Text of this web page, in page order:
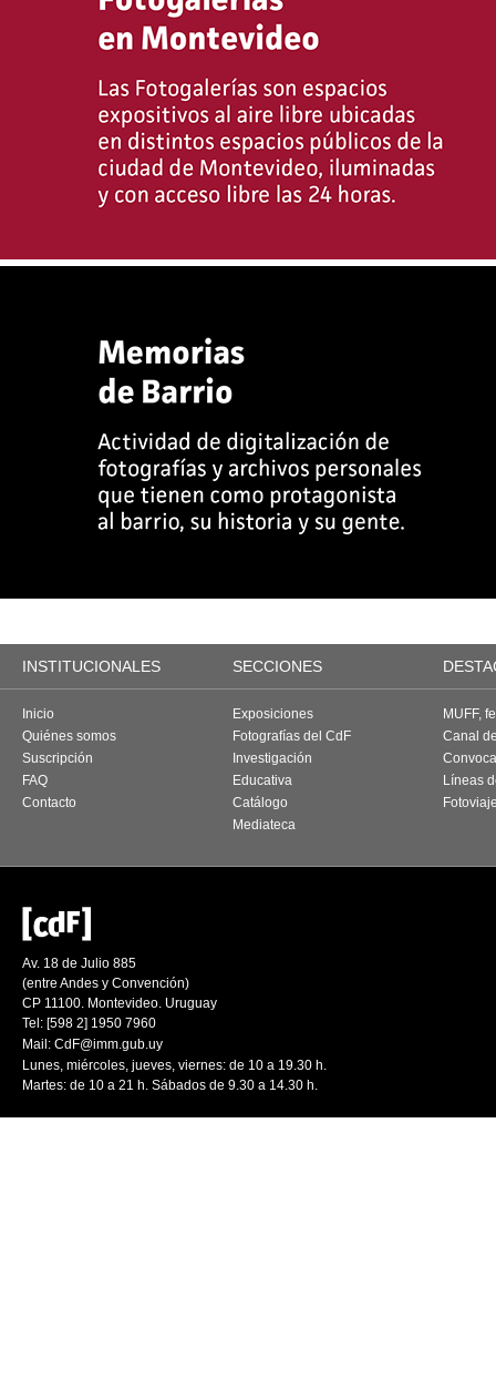
INSTITUCIONALES SECCIONES
Inicio
Quiénes somos
Suscripción
FAQ
Contacto
Exposiciones
Fotografías del CdF
Investigación
Educativa
Catálogo
Mediateca
MUFF,
Canal
Líneas
Av. 18 de Julio 885
(entre Andes y Convención)
CP 11100. Montevideo. Uruguay
Tel: [598 2] 1950 7960
Mail: CdF@imm.gub.uy
Lunes, miércoles, jueves, viernes: de 10 a 19.30 h.
Martes: de 10 a 21 h. Sábados de 9.30 a 14.30 h.